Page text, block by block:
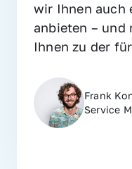
wir Ihnen auch
anbieten – und
Ihnen zu der
Frank
Service